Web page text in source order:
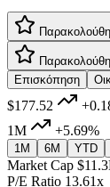
Επισκόπηση
$177.52
1M
+5.69%
1M 6M YTD
Market Cap
P/E Ratio 13.61x